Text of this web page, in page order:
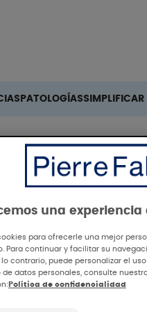
PATOLOGÍAS
una
para ofrecerle una mejor
Para continuar y facilitar su
lo contrario, puede personalizar el
datos personales, consulte
Política de confidencialidad